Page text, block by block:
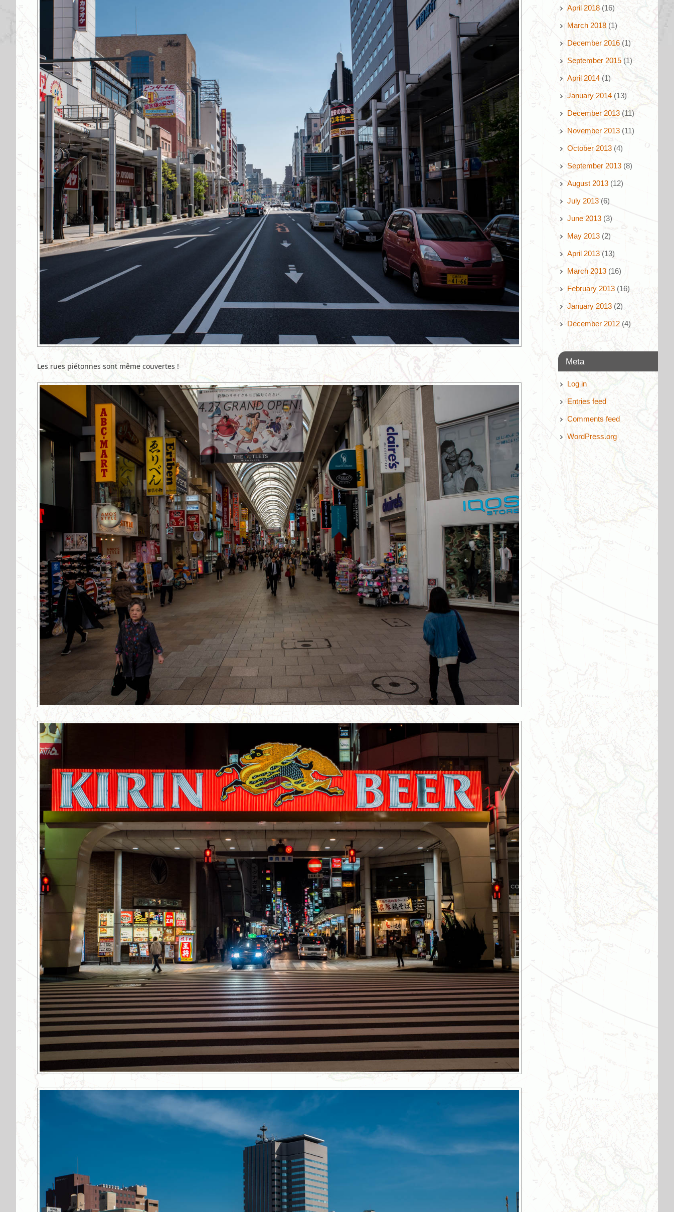
Les rues piétonnes sont même couvertes !
April 2018 (16)
March 2018 (1)
December 2016 (1)
September 2015 (1)
April 2014 (1)
January 2014 (13)
December 2013 (11)
November 2013 (11)
October 2013 (4)
September 2013 (8)
August 2013 (12)
July 2013 (6)
June 2013 (3)
May 2013 (2)
April 2013 (13)
March 2013 (16)
February 2013 (16)
January 2013 (2)
December 2012 (4)
Meta
Log in
Entries feed
Comments feed
WordPress.org